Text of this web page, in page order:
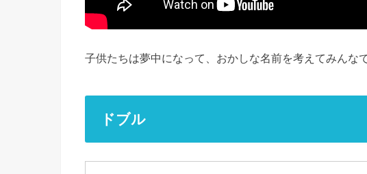
子供たちは夢中になって、おかしな名前を考えてみんな
ドブル